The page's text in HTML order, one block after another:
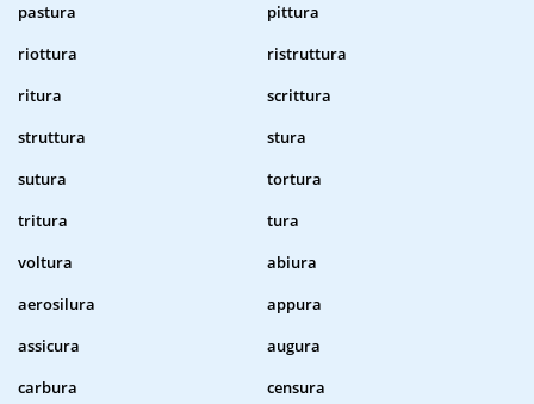
pastura
pittura
riottura
ristruttura
ritura
scrittura
struttura
stura
sutura
tortura
tritura
tura
voltura
abiura
aerosilura
appura
assicura
augura
carbura
censura